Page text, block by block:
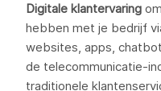
Digitale klantervaring
hebben met je bedrijf
websites, apps,
de telecommunicatie-
traditionele